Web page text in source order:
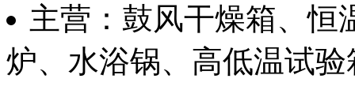
主营：鼓风干燥箱、恒
炉、水浴锅、高低温试验